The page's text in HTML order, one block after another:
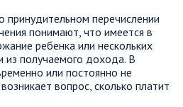
принудительном перечислении
понимают, что имеется в
ребенка или нескольких
из получаемого дохода. В
или постоянно не
вопрос, сколько платит